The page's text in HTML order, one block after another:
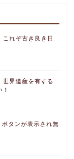
これぞ古き良き日
世界遺産を有する
タンが表示され無